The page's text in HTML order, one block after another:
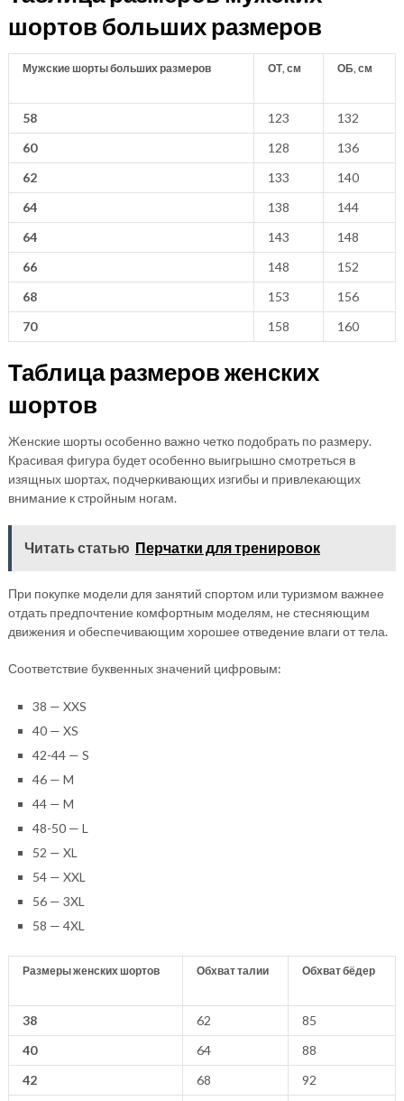
шортов больших размеров
Мужские шорты больших размеров ОТ, см ОБ, см
58 123
132
60
128
136
62
133
140
64
138
144
64
143
148
66
148
152
68
153
156
70
158 160
Таблица размеров женских
шортов
Женские шорты особенно важно четко подобрать по размеру.
Красивая фигура будет особенно выигрышно смотреться в
изящных шортах, подчеркивающих изгибы и привлекающих
внимание к стройным ногам.
Читать статью Перчатки для тренировок
При покупке модели для занятий спортом или туризмом важнее
отдать предпочтение комфортным моделям, не стесняющим
движения и обеспечивающим хорошее отведение влаги от тела.
Соответствие буквенных значений цифровым:
38 — XXS
40 — XS
42-44 — S
46 — M
44 — M
48-50 — L
52 — XL
54 — XXL
56 — 3XL
58 — 4XL
Размеры женских шортов Обхват талии Обхват бёдер
38 62
85
40
64
88
42
68
92